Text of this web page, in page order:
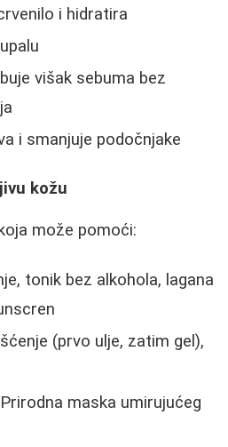
i hidratira
višak sebuma bez
i smanjuje podočnjake
kožu
može pomoći:
tonik bez alkohola, lagana
(prvo ulje, zatim gel),
Prirodna maska umirujućeg